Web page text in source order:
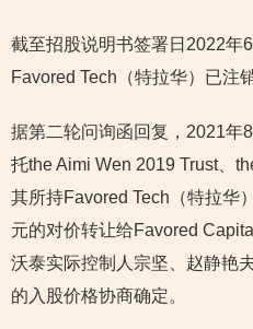
截至招股说明书签署日2022年
Favored Tech（特拉华）已注销
据第二轮问询函回复，2021年
托the Aimi Wen 2019 Trust、
其所持Favored Tech（特拉华
元的对价转让给Favored
沃泰实际控制人宗坚、赵静艳
的入股价格协商确定。